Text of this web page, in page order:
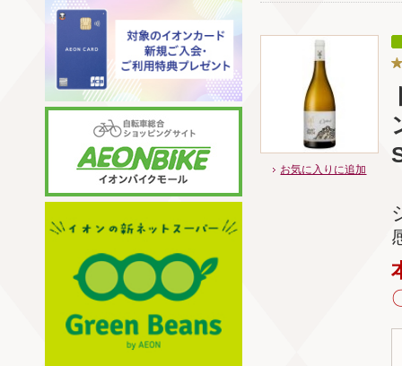
お気に入りに追加